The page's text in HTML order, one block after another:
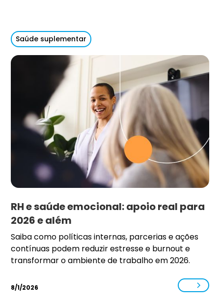
Saúde suplementar
RH e saúde emocional: apoio real para
2026 e além
Saiba como políticas internas, parcerias e ações
contínuas podem reduzir estresse e burnout e
transformar o ambiente de trabalho em 2026.
8/1/2026